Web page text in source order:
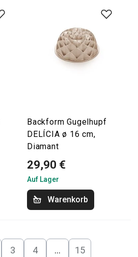
Backform Gugelhupf
DELÍCIA ø 16 cm,
Diamant
29,90 €
Auf Lager
Warenkorb
3 4 … 15